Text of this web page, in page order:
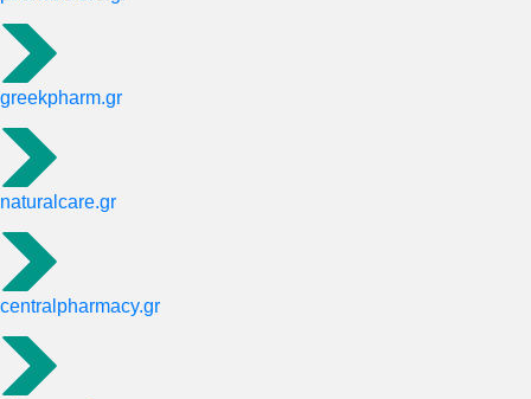
greekpharm.gr
naturalcare.gr
centralpharmacy.gr